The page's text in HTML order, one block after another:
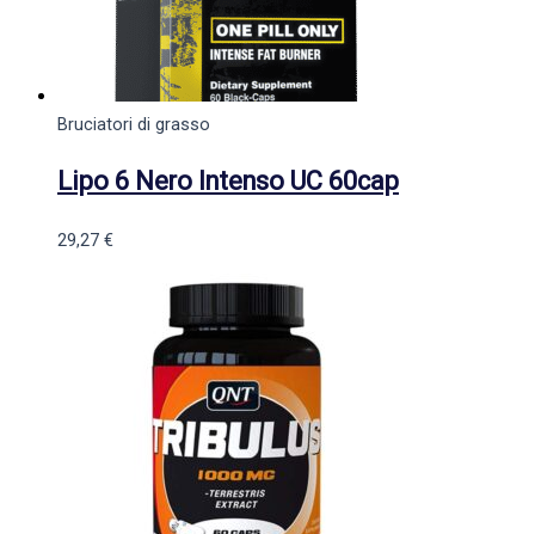
Bruciatori di grasso
Lipo 6 Nero Intenso UC 60cap
29,27 €